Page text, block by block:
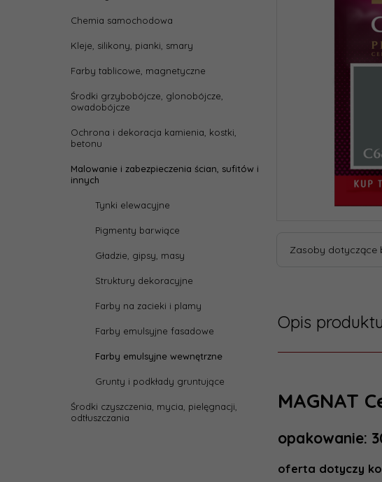
Chemia samochodowa
Kleje, silikony, pianki, smary
Farby tablicowe, magnetyczne
Środki grzybobójcze, glonobójcze,
owadobójcze
Ochrona i dekoracja kamienia, kostki,
betonu
Malowanie i zabezpieczenia ścian, sufitów i
innych
Tynki elewacyjne
Pigmenty barwiące
Gładzie, gipsy, masy
Struktury dekoracyjne
Farby na zacieki i plamy
Farby emulsyjne fasadowe
Farby emulsyjne wewnętrzne
Grunty i podkłady gruntujące
Środki czyszczenia, mycia, pielęgnacji,
odtłuszczania
Zasoby dotyczące
Opis produktu
MAGNAT
opakowanie:
oferta dotyczy
Dane
Realizacja
zamówienia::
Cena